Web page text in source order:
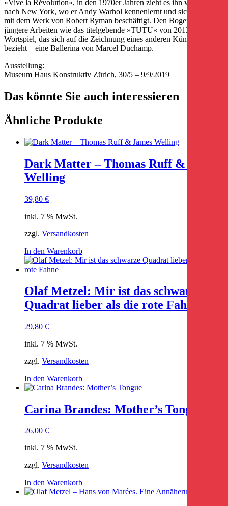
»Vive la Révolution«, in den 1970er Jahren zieht es ihn wiederholt
nach New York, wo er Andy ­Warhol kennenlernt und sich intensiv
mit dem Werk von Robert Ryman beschäftigt. Den Bogen schließen
jüngere Arbeiten wie das titel­gebende »TUTU« von 2013, ein
Wortspiel, das sich auf die Zeichnung eines anderen Künstlers
bezieht – eine Ballerina von Marcel Duchamp.
Ausstellung:
Museum Haus Konstruktiv Zürich, 30/5 – 9/9/2019
Das könnte Sie auch interessieren
Ähnliche Produkte
Dark Matter – Thomas Ruff & James
Welling
39,80 €
inkl. 7 % MwSt.
zzgl. Versandkosten
In den Warenkorb
Olaf Metzel: Mir ist das schwarze
Quadrat lieber als die rote Fahne
29,80 €
inkl. 7 % MwSt.
zzgl. Versandkosten
In den Warenkorb
Carina Brandes: Mother’s Tongue
26,00 €
inkl. 7 % MwSt.
zzgl. Versandkosten
In den Warenkorb